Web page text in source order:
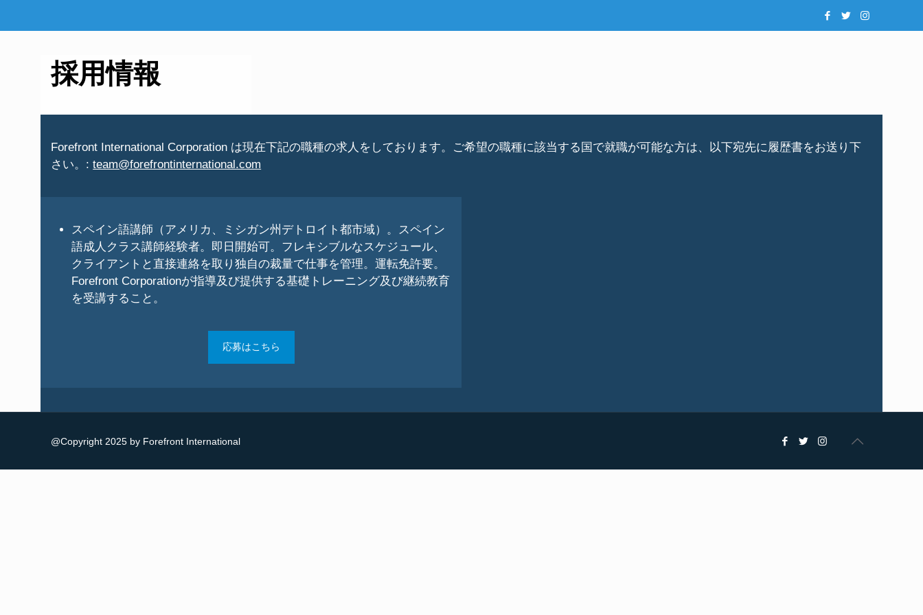
採用情報
Forefront International Corporation は現在下記の職種の求人をしております。ご希望の職種に該当する国で就職が可能な方は、以下宛先に履歴書をお送り下
さい。:team@forefrontinternational.com
スペイン語講師（アメリカ、ミシガン州デトロイト都市域）。スペイン
語成人クラス講師経験者。即日開始可。フレキシブルなスケジュール、
クライアントと直接連絡を取り独自の裁量で仕事を管理。運転免許要。
Forefront Corporationが指導及び提供する基礎トレーニング及び継続教育
を受講すること。
応募はこちら
@Copyright 2025 by Forefront International